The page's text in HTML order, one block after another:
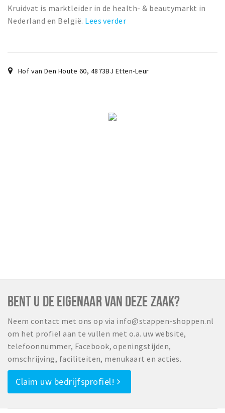
Uitjes & activiteiten
Toeristische routes
Sport
Kruidvat is marktleider in de health- & beautymarkt in
Nederland en België. Lees verder
Hof van Den Houte 60, 4873BJ Etten-Leur
BENT U DE EIGENAAR VAN DEZE ZAAK?
Neem contact met ons op via info@stappen-shoppen.nl
om het profiel aan te vullen met o.a. uw website,
telefoonnummer, Facebook, openingstijden,
omschrijving, faciliteiten, menukaart en acties.
Claim uw bedrijfsprofiel!